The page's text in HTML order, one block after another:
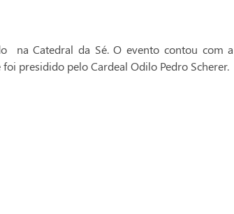
na Catedral da Sé. O evento contou com a
presidido pelo Cardeal Odilo Pedro Scherer.